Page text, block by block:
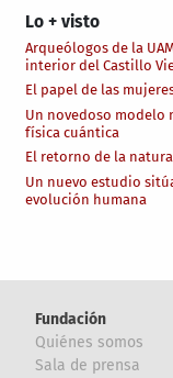
Lo + visto
Arqueólogos de la
interior del Castillo
El papel de las
Un novedoso modelo
física cuántica
El retorno de la
Un nuevo estudio
evolución humana
Fundación
Quiénes somos
Sala de prensa